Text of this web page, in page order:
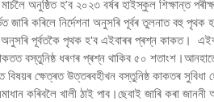
অনুষ্ঠিত হ’ব ২০২৩ বৰ্ষৰ হাইস্কুল শিক্ষান্ত
জাৰি কৰিলে নিৰ্দেশনা অনুসৰি পূৰ্বৰ তুলনাত বহু
অনুসৰি পূৰ্বতকৈ পৃথক হ'ব এইবাৰৰ প্ৰশ্ন কাকত।
বস্তুনিষ্ঠ ধৰণৰ প্ৰশ্ন থাকিব ৫০ শতাংশ।আনহাতে
বিষয়ৰ ক্ষেত্ৰত উত্তৰবহীখন বস্তুনিষ্ঠ কাকতৰ
কৰিবলৈ খালী ঠাই পাব।ছেবাই জাৰি কৰা